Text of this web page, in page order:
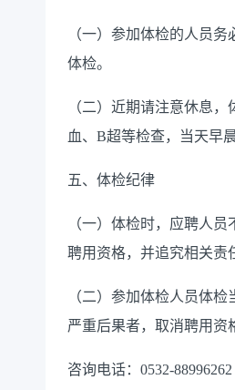
（一）参加体检的人员
体检。
（二）近期请注意休息
血、B超等检查，当天早
五、体检纪律
（一）体检时，应聘人
聘用资格，并追究相关责
（二）参加体检人员体
严重后果者，取消聘用资
咨询电话：0532-88996262